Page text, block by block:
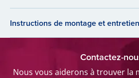
Instructions de montage et entretien
Contactez-
Nous vous aiderons à trouver la